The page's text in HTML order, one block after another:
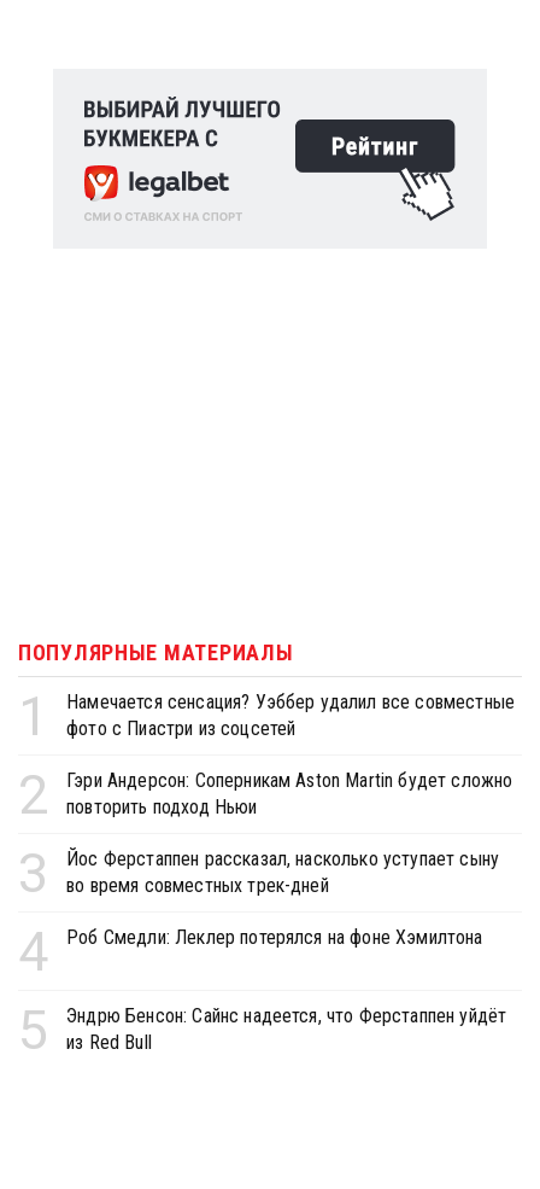
ПОПУЛЯРНЫЕ МАТЕРИАЛЫ
1
Намечается сенсация? Уэббер удалил все совместные
фото с Пиастри из соцсетей
2
Гэри Андерсон: Соперникам Aston Martin будет сложно
повторить подход Ньюи
3
Йос Ферстаппен рассказал, насколько уступает сыну
во время совместных трек-дней
4 Роб Смедли: Леклер потерялся на фоне Хэмилтона
5
Эндрю Бенсон: Сайнс надеется, что Ферстаппен уйдёт
из Red Bull